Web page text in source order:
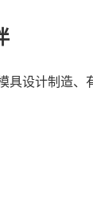
设计制造、